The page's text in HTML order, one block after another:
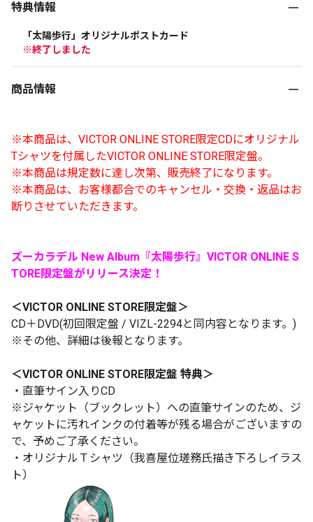
特典情報
「太陽歩行」オリジナルポストカード
※終了しました
商品情報
※本商品は、VICTOR ONLINE STORE限定CDにオリジナル
Tシャツを付属したVICTOR ONLINE STORE限定盤。
※本商品は規定数に達し次第、販売終了になります。
※本商品は、お客様都合でのキャンセル・交換・返品はお
断りさせていただきます。
ズーカラデル New Album『太陽歩行』VICTOR ONLINE S
TORE限定盤がリリース決定！
＜VICTOR ONLINE STORE限定盤＞
CD＋DVD(初回限定盤 / VIZL-2294と同内容となります。)
※その他、詳細は後報となります。
＜VICTOR ONLINE STORE限定盤 特典＞
・直筆サイン入りCD
※ジャケット（ブックレット）への直筆サインのため、ジ
ャケットに汚れインクの付着等が残る場合がございますの
で、予めご了承ください。
・オリジナルＴシャツ（我喜屋位瑳務氏描き下ろしイラス
ト）